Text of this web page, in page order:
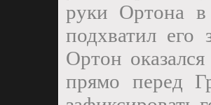
руки Ортона
подхватил его
Ортон
прямо перед